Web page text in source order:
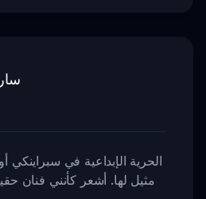
الحرية الإبداعية في
مثيل لها. أشعر كأنني فنان